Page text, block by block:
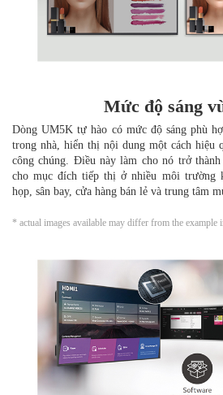
Mức độ sáng
Dòng UM5K tự hào có mức độ sáng phù
trong nhà, hiển thị nội dung một cách hiệu
công chúng. Điều này làm cho nó trở
cho mục đích tiếp thị ở nhiều môi trường
họp, sân bay, cửa hàng bán lẻ và trung tâm
* actual images available may differ from the example